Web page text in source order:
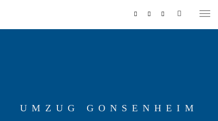
UMZUG GONSENHEIM